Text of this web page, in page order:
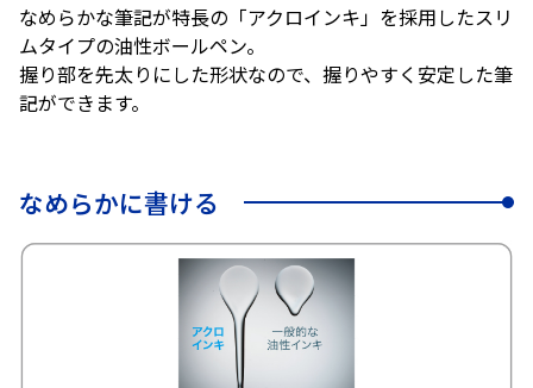
なめらかな筆記が特長の「アクロインキ」を採用したスリ
ムタイプの油性ボールペン。
握り部を先太りにした形状なので、握りやすく安定した筆
記ができます。
なめらかに書ける